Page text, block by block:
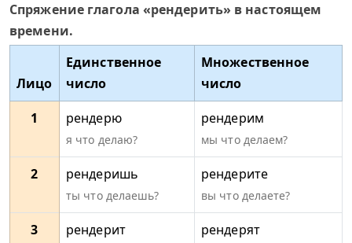
Спряжение глагола «рендерить» в настоящем
времени.
Лицо
Единственное
число
Множественное
число
1
рендерю
я что делаю?
рендерим
мы что делаем?
2 рендеришь
ты что делаешь?
рендерите
вы что делаете?
3 рендерит рендерят